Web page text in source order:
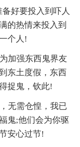
好要投入到吓人
的热情来投入到
个人!
加强东西鬼界友
东土度假，东西
捉鬼，钦此!
无需仓惶，我已
鬼;他们会为你驱
安心过节!